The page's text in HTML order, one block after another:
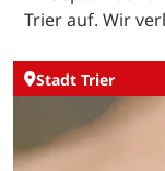
Trier auf. Wir
Stadt Trier